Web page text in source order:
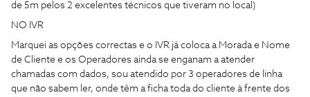
de 5m pelos 2 excelentes técnicos que tiveram no local)
NO IVR
Marquei as opções correctas e o IVR já coloca a Morada e Nome
de Cliente e os Operadores ainda se enganam a atender
chamadas com dados, sou atendido por 3 operadores de linha
que não sabem ler, onde têm a ficha toda do cliente à frente dos